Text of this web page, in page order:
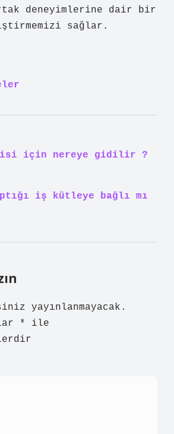
deneyimlerine dair bir
sağlar.
için nereye gidilir ?
iş kütleye bağlı mı
yayınlanmayacak.
*
ile